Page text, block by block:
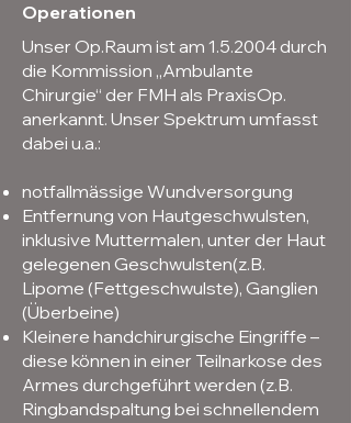
Operationen
Unser Op.Raum ist am 1.5.2004 durch
die Kommission „Ambulante
Chirurgie“ der FMH als PraxisOp.
anerkannt. Unser Spektrum umfasst
dabei u.a.:
notfallmässige Wundversorgung
Entfernung von Hautgeschwulsten,
inklusive Muttermalen, unter der Haut
gelegenen Geschwulsten(z.B.
Lipome (Fettgeschwulste), Ganglien
(Überbeine)
Kleinere handchirurgische Eingriffe –
diese können in einer Teilnarkose des
Armes durchgeführt werden (z.B.
Ringbandspaltung bei schnellendem